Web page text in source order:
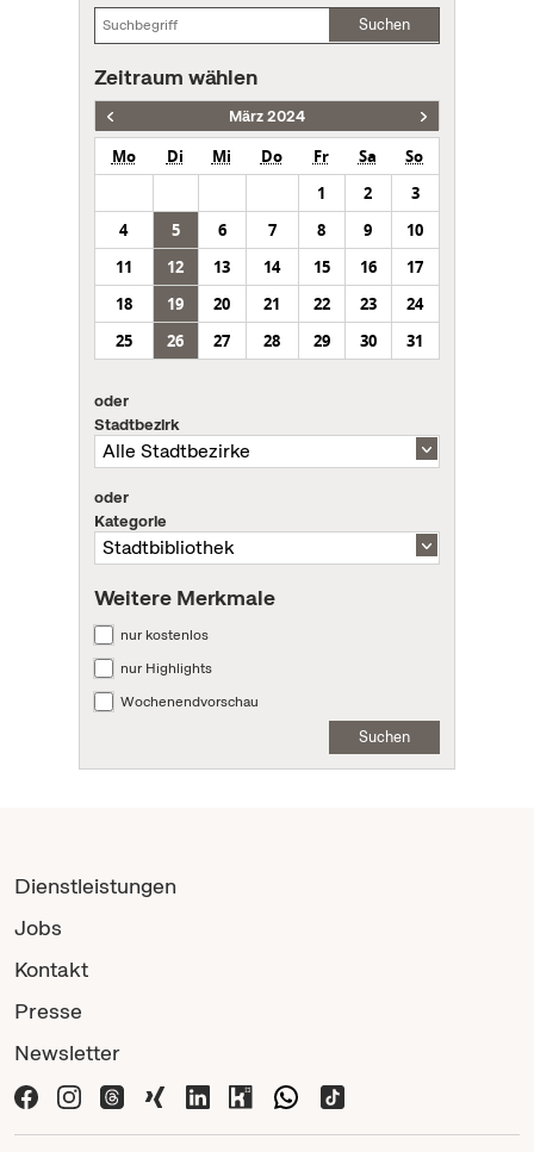
Suchen
Zeitraum wählen
März 2024
Mo Di Mi Do Fr Sa
So
1
2
3
4
5 6 7 8 9
10
11
12 13 14 15 16
17
18
19 20 21 22 23
24
25
26 27 28 29 30 31
oder
Stadtbezirk
oder
Kategorie
Weitere Merkmale
nur kostenlos
nur Highlights
Wochenendvorschau
Suchen
Dienstleistungen
Jobs
Kontakt
Presse
Newsletter